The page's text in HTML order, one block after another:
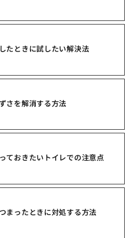
たときに試したい解決法
さを解消する方法
ておきたいトイレでの注意点
まったときに対処する方法